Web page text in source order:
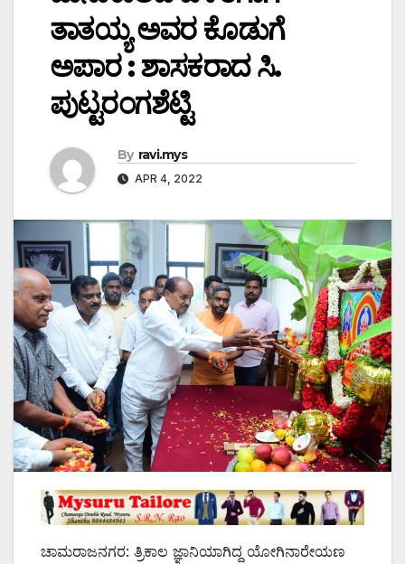
ತಾತಯ್ಯ ಅವರ ಕೊಡುಗೆ
ಅಪಾರ : ಶಾಸಕರಾದ ಸಿ.
ಪುಟ್ಟರಂಗಶೆಟ್ಟಿ
By ravi.mys
APR 4, 2022
ಚಾಮರಾಜನಗರ: ತ್ರಿಕಾಲ ಜ್ಞಾನಿಯಾಗಿದ್ದ ಯೋಗಿನಾರೇಯಣ